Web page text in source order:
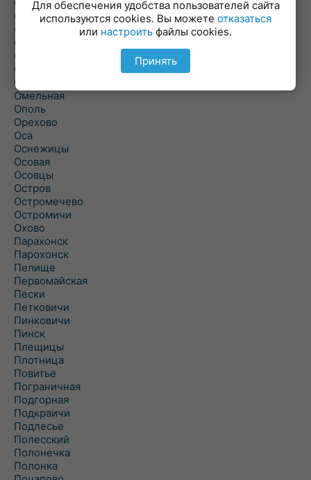
Одрижин
Оздамичи
Озяты
Олтуш
Ольманы
Ольпень
Ольшаны
Омельная
Ополь
Орехово
Оса
Оснежицы
Осовая
Осовцы
Остров
Остромечево
Остромичи
Охово
Парахонск
Парохонск
Пелище
Первомайская
Пески
Петковичи
Пинковичи
Пинск
Плещицы
Плотница
Повитье
Пограничная
Подгорная
Подкраичи
Подлесье
Полесский
Полонечка
Полонка
Для обеспечения удобства пользователей сайта
используются cookies. Вы можете отказаться
или настроить файлы cookies.
Принять